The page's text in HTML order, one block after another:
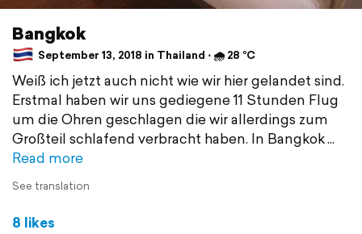
Bangkok
September 13, 2018 in Thailand ⋅ 🌧 28 °C
Weiß ich jetzt auch nicht wie wir hier gelandet sind.
Erstmal haben wir uns gediegene 11 Stunden Flug
um die Ohren geschlagen die wir allerdings zum
Großteil schlafend verbracht haben. In Bangkok
Read more
See translation
8 likes